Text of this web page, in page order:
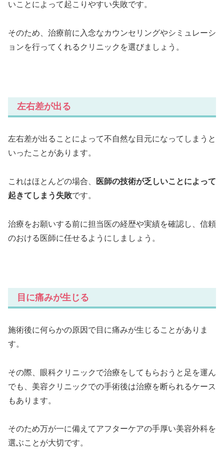
いことによって起こりやすい失敗です。
そのため、治療前に入念なカウンセリングやシミュレーシ
ョンを行ってくれるクリニックを選びましょう。
左右差が出る
左右差が出ることによって不自然な目元になってしまうと
いったことがあります。
これはほとんどの場合、
医師の技術が乏しいことによって
起きてしまう失敗です。
治療をお願いする前に担当医の経歴や実績を確認し、信頼
のおける医師に任せるようにしましょう。
目に痛みが生じる
施術後に何らかの原因で目に痛みが生じることがありま
す。
その際、眼科クリニックで治療をしてもらおうと足を運ん
でも、美容クリニックでの手術後は治療を断られるケース
もあります。
そのため万が一に備えてアフターケアの手厚い美容外科を
選ぶことが大切です。